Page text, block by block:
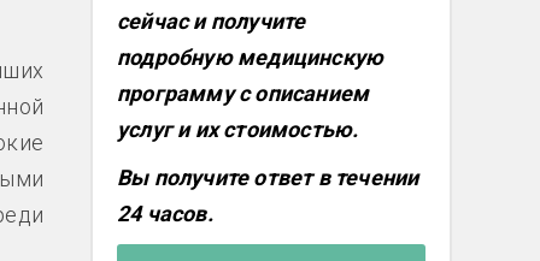
сейчас и получите
подробную медицинскую
программу с описанием
услуг и их стоимостью.
Вы получите ответ в течении
24 часов.